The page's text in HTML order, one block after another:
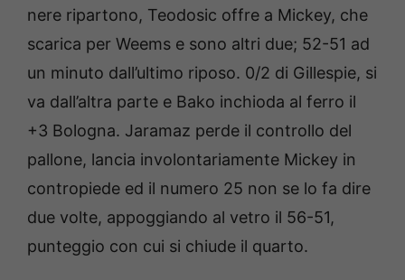
nere ripartono, Teodosic offre a Mickey, che
scarica per Weems e sono altri due; 52-51 ad
un minuto dall’ultimo riposo. 0/2 di Gillespie, si
va dall’altra parte e Bako inchioda al ferro il
+3 Bologna. Jaramaz perde il controllo del
pallone, lancia involontariamente Mickey in
contropiede ed il numero 25 non se lo fa dire
due volte, appoggiando al vetro il 56-51,
punteggio con cui si chiude il quarto.